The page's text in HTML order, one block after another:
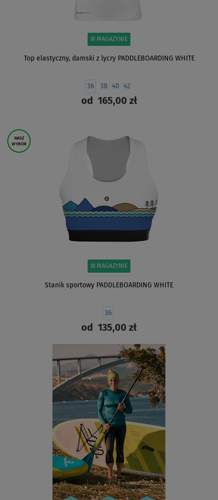
W MAGAZYNIE
Top elastyczny, damski z lycry PADDLEBOARDING WHITE
36 38 40 42
od 165,00 zł
NASZ
WYBÓR
W MAGAZYNIE
Stanik sportowy PADDLEBOARDING WHITE
36
od 135,00 zł
ZOBACZ